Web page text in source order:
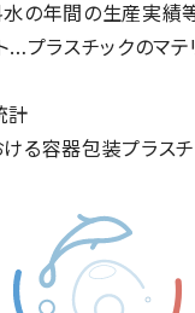
の年間の生産実績
プラスチックのマ
計
る容器包装プラス